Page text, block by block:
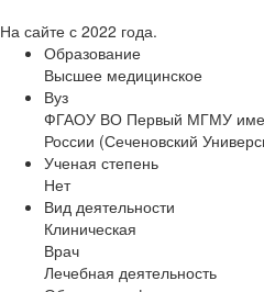
На сайте с 2022 года.
Образование
Высшее медицинское
Вуз
ФГАОУ ВО Первый МГМУ
России (Сеченовский
Ученая степень
Нет
Вид деятельности
Клиническая
Врач
Лечебная деятельность